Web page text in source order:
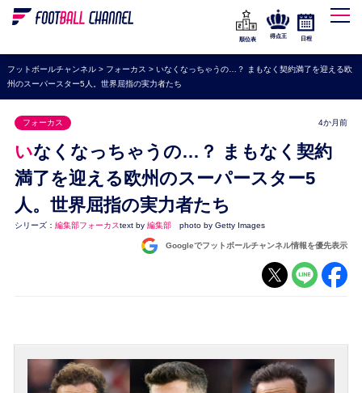
WEリーグ
海外サッカー
プレミアリーグ
ラ・リーガ
セリエA
ブンデスリーガ
UEFA
ナショナルチーム
順位表
得点王 日程
フットボールチャンネル> フォーカス > いなくなっちゃうの…？ まもなく契約満了を迎える欧
州のスーパースター5人。世界屈指の実力者たち
フォーカス 4か月前
いなくなっちゃうの…？ まもなく契約
満了を迎える欧州のスーパースター5
人。世界屈指の実力者たち
シリーズ： 編集部フォーカスtext by 編集部 photo by Getty Images
Googleでフットボールチャンネル情報を優先表示